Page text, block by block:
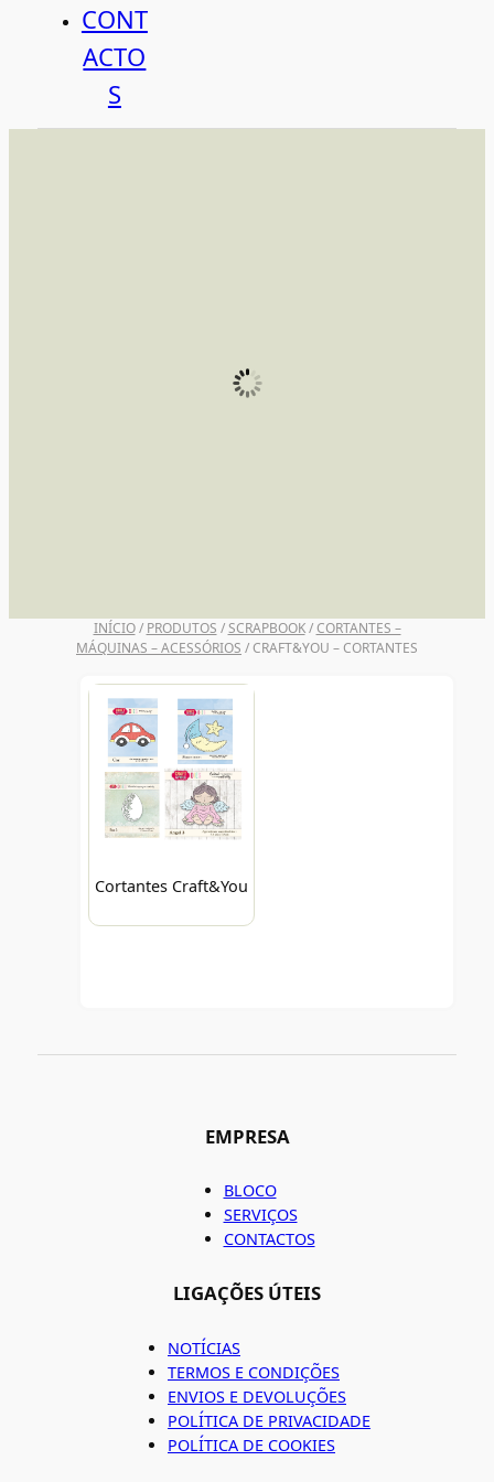
CONT
ACTO
S
INÍCIO/ PRODUTOS /SCRAPBOOK/CORTANTES –
MÁQUINAS – ACESSÓRIOS / CRAFT&YOU – CORTANTES
Cortantes Craft&You
EMPRESA
BLOCO
SERVIÇOS
CONTACTOS
LIGAÇÕES ÚTEIS
NOTÍCIAS
TERMOS E CONDIÇÕES
ENVIOS E DEVOLUÇÕES
POLÍTICA DE PRIVACIDADE
POLÍTICA DE COOKIES